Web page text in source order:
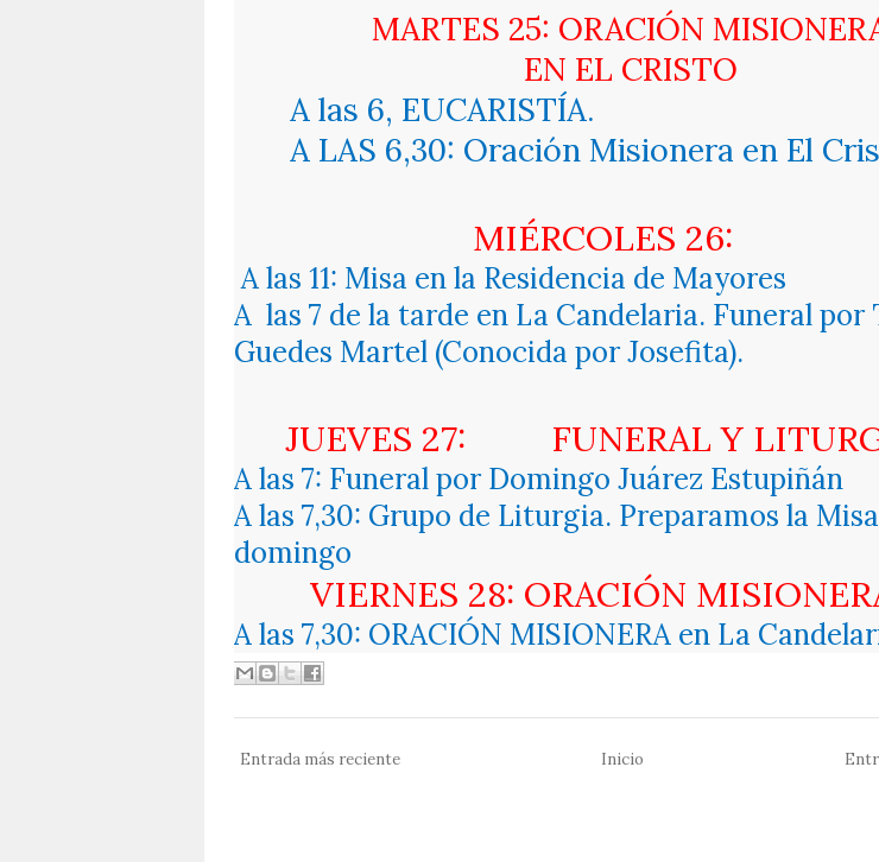
MARTES 25: ORACIÓN
EN EL CRISTO
A las 6, EUCARISTÍA.
A LAS 6,30: Oración Misionera en El
MIÉRCOLES 26:
A las 11: Misa en la Residencia de Mayores
A las 7 de la tarde en La Candelaria. Funeral por
Guedes Martel (Conocida por Josefita).
JUEVES 27: FUNERAL Y
A las 7: Funeral por Domingo Juárez Estupiñán
A las 7,30: Grupo de Liturgia. Preparamos la
domingo
VIERNES 28: ORACIÓN
A las 7,30: ORACIÓN MISIONERA en La
Entrada más reciente Inicio